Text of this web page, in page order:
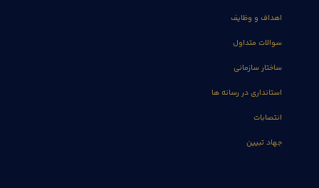
اهداف و وظایف
سوالات متداول
ساختار سازمانی
استانداری در رسانه ها
انتصابات
جهاد تبیین